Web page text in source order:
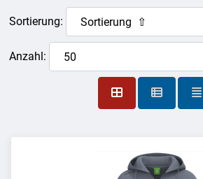
Sortierung:
Anzahl: